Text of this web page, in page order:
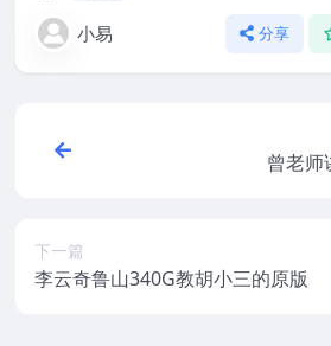
小易 分享
曾老师
下一篇
李云奇鲁山340G教胡小三的原版